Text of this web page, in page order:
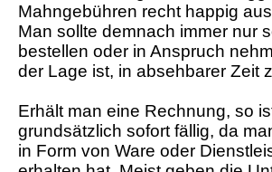
Mahngebühren recht happig
Man sollte demnach immer nur
bestellen oder in Anspruch
der Lage ist, in absehbarer Zeit
Erhält man eine Rechnung, so
grundsätzlich sofort fällig, da
in Form von Ware oder